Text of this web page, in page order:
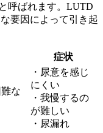
と呼ばれます。LUTD
要因によって引き起
症状
な
・尿意を感じ
にくい
・我慢するの
が難しい
・尿漏れ